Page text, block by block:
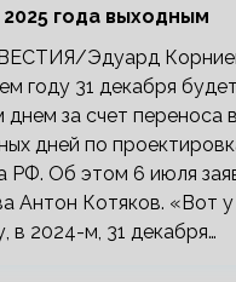
года выходным
Эдуард
году 31 декабря будет
днем за счет переноса
дней по
РФ. Об этом 6 июля
Антон Котяков. «Вот у
в 2024-м, 31 декабря…